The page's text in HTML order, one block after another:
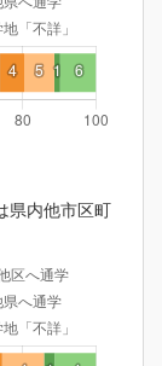
県内他市区町